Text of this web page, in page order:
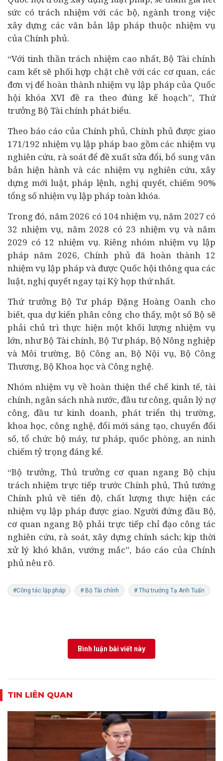
sức có trách nhiệm với các bộ, ngành trong việc
xây dựng các văn bản lập pháp thuộc nhiệm vụ
của Chính phủ.
“Với tinh thần trách nhiệm cao nhất, Bộ Tài chính
cam kết sẽ phối hợp chặt chẽ với các cơ quan, các
đơn vị để hoàn thành nhiệm vụ lập pháp của Quốc
hội khóa XVI đề ra theo đúng kế hoạch”, Thứ
trưởng Bộ Tài chính phát biểu.
Theo báo cáo của Chính phủ, Chính phủ được giao
171/192 nhiệm vụ lập pháp bao gồm các nhiệm vụ
nghiên cứu, rà soát để đề xuất sửa đổi, bổ sung văn
bản hiện hành và các nhiệm vụ nghiên cứu, xây
dựng mới luật, pháp lệnh, nghị quyết, chiếm 90%
tổng số nhiệm vụ lập pháp toàn khóa.
Trong đó, năm 2026 có 104 nhiệm vụ, năm 2027 có
32 nhiệm vụ, năm 2028 có 23 nhiệm vụ và năm
2029 có 12 nhiệm vụ. Riêng nhóm nhiệm vụ lập
pháp năm 2026, Chính phủ đã hoàn thành 12
nhiệm vụ lập pháp và được Quốc hội thông qua các
luật, nghị quyết ngay tại Kỳ họp thứ nhất.
Thứ trưởng Bộ Tư pháp Đặng Hoàng Oanh cho
biết, qua dự kiến phân công cho thấy, một số Bộ sẽ
phải chủ trì thực hiện một khối lượng nhiệm vụ
lớn, như Bộ Tài chính, Bộ Tư pháp, Bộ Nông nghiệp
và Môi trường, Bộ Công an, Bộ Nội vụ, Bộ Công
Thương, Bộ Khoa học và Công nghệ.
Nhóm nhiệm vụ về hoàn thiện thể chế kinh tế, tài
chính, ngân sách nhà nước, đầu tưcông, quản lý nợ
công, đầu tư kinh doanh, phát triển thị trường,
khoa học, công nghệ, đổi mới sáng tạo, chuyển đổi
số, tổ chức bộ máy, tư pháp, quốc phòng, an ninh
chiếm tỷ trọng đáng kể.
“Bộ trưởng, Thủ trưởng cơ quan ngang Bộ chịu
trách nhiệm trực tiếp trước Chính phủ, Thủ tướng
Chính phủ về tiến độ, chất lượng thực hiện các
nhiệm vụ lập pháp được giao. Người đứng đầu Bộ,
cơ quan ngang Bộ phải trực tiếp chỉ đạo công tác
nghiên cứu, rà soát, xây dựng chính sách; kịp thời
xử lý khó khăn, vướng mắc”, báo cáo của Chính
phủ nêu rõ.
#Công tác lập pháp # Bộ Tài chính # Thứ trưởng Tạ Anh Tuấn
Bình luận bài viết này
TIN LIÊN QUAN